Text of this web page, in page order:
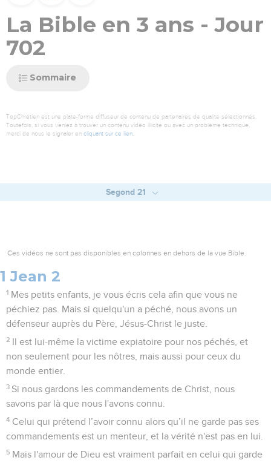
La Bible en 3 ans - Jour
702
Sommaire
TopChrétien est une plate-forme diffuseur de contenu de partenaires de qualité sélectionnés.
Toutefois, si vous veniez à trouver un contenu vidéo illicite ou avec un problème technique,
merci de nous le signaler en cliquant sur ce lien
Segond 21
Ces vidéos ne sont pas disponibles en colonnes en dehors de la vue Bible.
1 Jean 2
1 Mes petits enfants, je vous écris cela afin que vous ne
péchiez pas. Mais si quelqu'un a péché, nous avons un
défenseur auprès du Père, Jésus-Christ le juste.
2 Il est lui-même la victime expiatoire pour nos péchés, et
non seulement pour les nôtres, mais aussi pour ceux du
monde entier.
3 Si nous gardons les commandements de Christ, nous
savons par là que nous l'avons connu.
4 Celui qui prétend l’avoir connu alors qu’il ne garde pas ses
commandements est un menteur, et la vérité n'est pas en lui.
5 Mais l'amour de Dieu est vraiment parfait en celui qui garde